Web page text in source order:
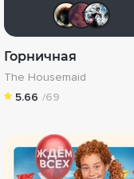
Горничная
The Housemaid
5.66 /69